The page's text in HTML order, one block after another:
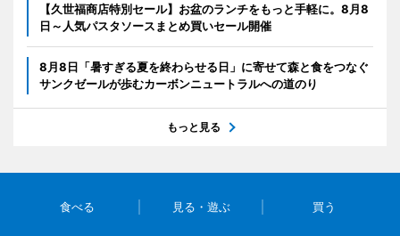
【久世福商店特別セール】お盆のランチをもっと手軽に。8月8
日～人気パスタソースまとめ買いセール開催
8月8日「暑すぎる夏を終わらせる日」に寄せて森と食をつなぐ
サンクゼールが歩むカーボンニュートラルへの道のり
もっと見る
食べる 見る・遊ぶ 買う